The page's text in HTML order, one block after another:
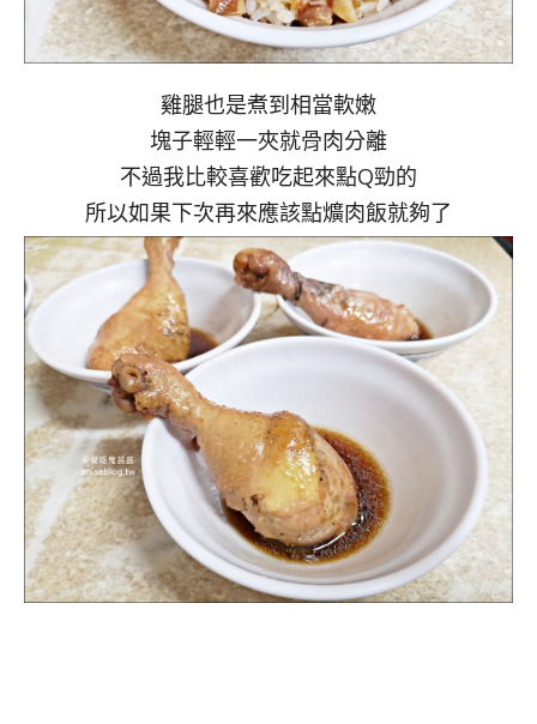
雞腿也是煮到相當軟嫩
塊子輕輕一夾就骨肉分離
不過我比較喜歡吃起來點Q勁的
所以如果下次再來應該點爌肉飯就夠了